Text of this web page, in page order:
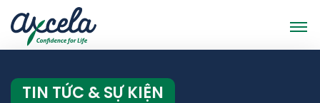
TIN TỨC & SỰ KIỆN